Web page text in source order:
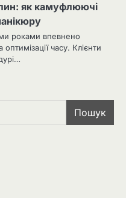
як камуфлюючі
роками впевнено
оптимізації часу. Клієнти
Пошук